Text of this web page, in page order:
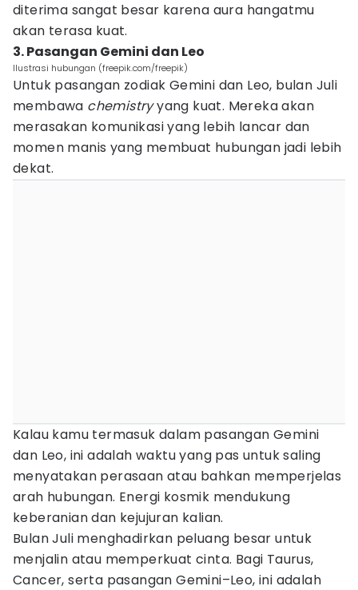
diterima sangat besar karena aura hangatmu
akan terasa kuat.
3. Pasangan Gemini dan Leo
Ilustrasi hubungan (freepik.com/freepik)
Untuk pasangan zodiak Gemini dan Leo, bulan Juli
membawa chemistryyang kuat. Mereka akan
merasakan komunikasi yang lebih lancar dan
momen manis yang membuat hubungan jadi lebih
dekat.
Kalau kamu termasuk dalam pasangan Gemini
dan Leo, ini adalah waktu yang pas untuk saling
menyatakan perasaan atau bahkan memperjelas
arah hubungan. Energi kosmik mendukung
keberanian dan kejujuran kalian.
Bulan Juli menghadirkan peluang besar untuk
menjalin atau memperkuat cinta. Bagi Taurus,
Cancer, serta pasangan Gemini–Leo, ini adalah